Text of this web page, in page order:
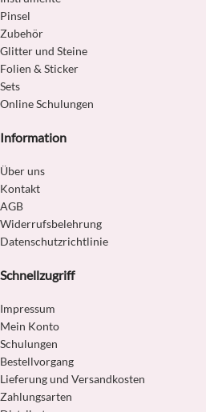
Pinsel
Zubehör
Glitter und Steine
Folien & Sticker
Sets
Online Schulungen
Information
Über uns
Kontakt
AGB
Widerrufsbelehrung
Datenschutzrichtlinie
Schnellzugriff
Impressum
Mein Konto
Schulungen
Bestellvorgang
Lieferung und Versandkosten
Zahlungsarten